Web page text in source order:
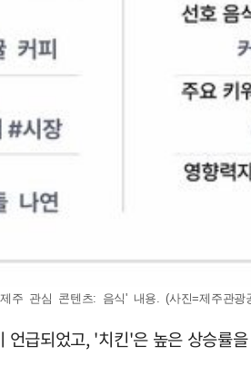
주 관심 콘텐츠: 음식' 내용. (사진=제주관
급되었고, '치킨'은 높은 상승률